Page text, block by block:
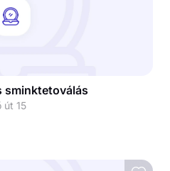
sminktetoválás
út 15